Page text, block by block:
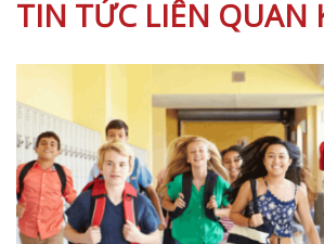
TIN TỨC LIÊN QUAN